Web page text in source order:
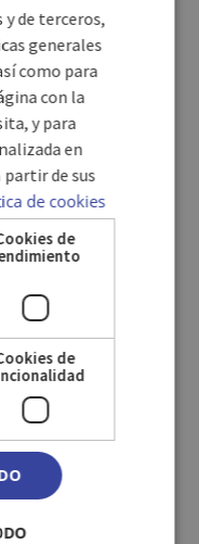
de l’époque
lits individuels.
SPANISH
GERMAN
de terceros,
generales
como para
con la
y para
en
de sus
de cookies
de
de